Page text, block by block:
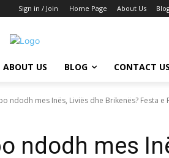
Sign in / Join Home Page About Us
ABOUT US BLOG CONTACT US
ndodh mes Inës, Liviës dhe Brikenës? Festa e
ndodh mes